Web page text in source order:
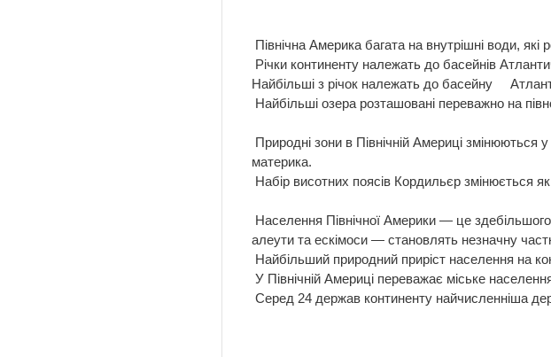
Північна Америка багата на внутрішні води, які
Річки континенту належать до басейнів
Найбільші з річок належать до басейну
Найбільші озера розташовані переважно на
Природні зони в Північній Америці змінюються у
материка.
Набір висотних поясів Кордильєр змінюється як
Населення Північної Америки — це
алеути та ескімоси — становлять незначну
Найбільший природний приріст населення на
У Північній Америці переважає міське
Серед 24 держав континенту найчисленніша